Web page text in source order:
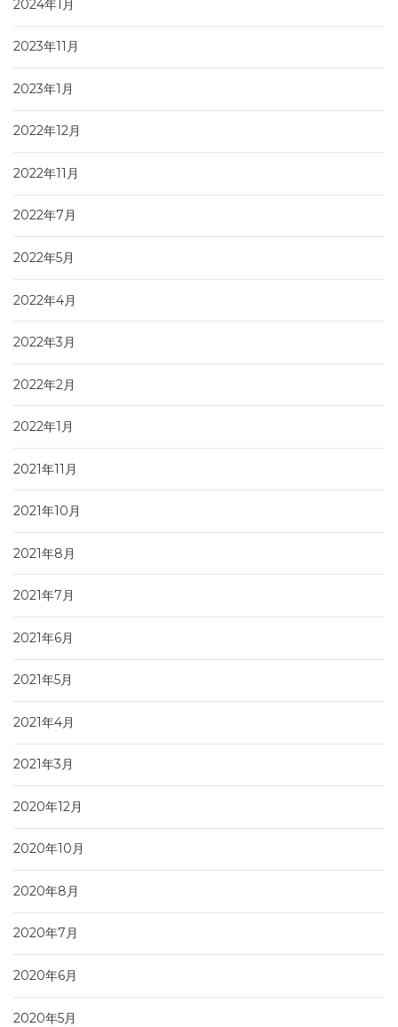
2024年1月
2023年11月
2023年1月
2022年12月
2022年11月
2022年7月
2022年5月
2022年4月
2022年3月
2022年2月
2022年1月
2021年11月
2021年10月
2021年8月
2021年7月
2021年6月
2021年5月
2021年4月
2021年3月
2020年12月
2020年10月
2020年8月
2020年7月
2020年6月
2020年5月